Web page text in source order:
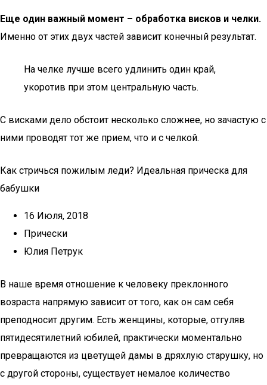
Еще один важный момент – обработка висков и челки.
Именно от этих двух частей зависит конечный результат.
На челке лучше всего удлинить один край,
укоротив при этом центральную часть.
С висками дело обстоит несколько сложнее, но зачастую с
ними проводят тот же прием, что и с челкой.
Как стричься пожилым леди? Идеальная прическа для
бабушки
16 Июля, 2018
Прически
Юлия Петрук
В наше время отношение к человеку преклонного
возраста напрямую зависит от того, как он сам себя
преподносит другим. Есть женщины, которые, отгуляв
пятидесятилетний юбилей, практически моментально
превращаются из цветущей дамы в дряхлую старушку, но
с другой стороны, существует немалое количество